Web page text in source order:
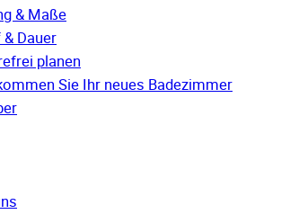
& Maße
Dauer
planen
Sie Ihr neues Badezimmer